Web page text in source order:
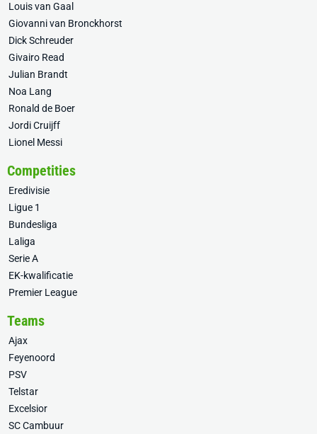
Louis van Gaal
Giovanni van Bronckhorst
Dick Schreuder
Givairo Read
Julian Brandt
Noa Lang
Ronald de Boer
Jordi Cruijff
Lionel Messi
Competities
Eredivisie
Ligue 1
Bundesliga
Laliga
Serie A
EK-kwalificatie
Premier League
Teams
Ajax
Feyenoord
PSV
Telstar
Excelsior
SC Cambuur